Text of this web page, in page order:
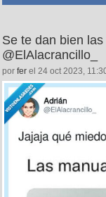
Se te dan bien
@ElAlacrancillo_
por fer el 24 oct 2023,